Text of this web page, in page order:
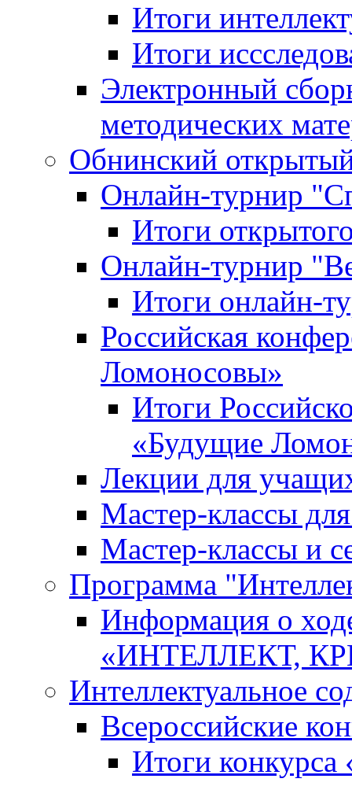
Итоги
Итоги
Электронный
методических
Обнинский
Онлайн-турнир
Итоги
Онлайн-турнир
Итоги онлайн-
Российская
Ломоносовы»
Итоги
«Будущие
Лекции для
Мастер-классы
Мастер-классы и
Программа
Информация о
«ИНТЕЛЛЕКТ,
Интеллектуальное
Всероссийские
Итоги конкурса